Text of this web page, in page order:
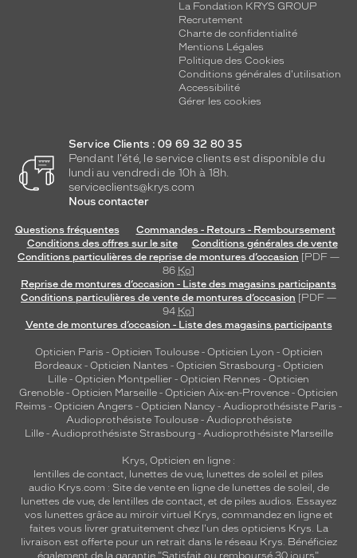
La Fondation KRYS GROUP
Recrutement
Charte de confidentialité
Mentions Légales
Politique des Cookies
Conditions générales d'utilisation
Accessibilité
Gérer les cookies
Service Clients : 09 69 32 80 35
Pendant l'été, le service clients est disponible du
lundi au vendredi de 10h à 18h.
serviceclients@krys.com
Nous contacter
Questions fréquentes
Commandes - Retours - Remboursement
Conditions des offres sur le site
Conditions générales de vente
Conditions particulières de reprise de montures d’occasion [PDF —
86 Ko]
Reprise de montures d’occasion - Liste des magasins participants
Conditions particulières de vente de montures d’occasion [PDF —
94 Ko]
Vente de montures d’occasion - Liste des magasins participants
Opticien Paris - Opticien Toulouse- Opticien Lyon - Opticien
Bordeaux- Opticien Nantes - Opticien Strasbourg - Opticien
Lille - Opticien Montpellier - Opticien Rennes - Opticien
Grenoble - Opticien Marseille - Opticien Aix-en-Provence - Opticien
Reims - Opticien Angers - Opticien Nancy - Audioprothésiste Paris -
Audioprothésiste Toulouse- Audioprothésiste
Lille- Audioprothésiste Strasbourg - Audioprothésiste Marseille
Krys, Opticien en ligne :
lentilles de contact, lunettes de vue, lunettes de soleil et piles
audio Krys.com : Site de vente en ligne de lunettes de soleil, de
lunettes de vue, de lentilles de contact, et de piles audios. Essayez
vos lunettes grâce au miroir virtuel Krys, commandez en ligne et
faites vous livrer gratuitement chez l'un des opticiens Krys. La
livraison est offerte pour un retrait dans le réseau Krys. Bénéficiez
également de la garantie "Satisfait ou remboursé 30 jours".